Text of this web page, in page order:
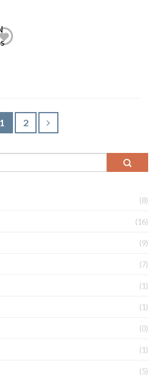
1 2
(8)
(16)
(9)
(7)
(1)
(1)
(0)
(1)
(5)